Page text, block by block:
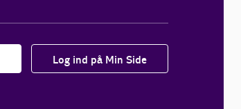
Log ind på Min Side